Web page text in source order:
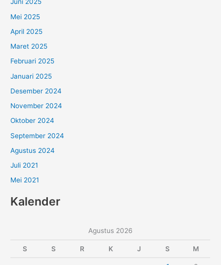
Juni 2025
Mei 2025
April 2025
Maret 2025
Februari 2025
Januari 2025
Desember 2024
November 2024
Oktober 2024
September 2024
Agustus 2024
Juli 2021
Mei 2021
Kalender
Agustus 2026
S S R K J S M